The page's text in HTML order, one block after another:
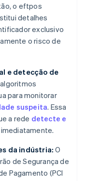
o eftpos
detalhes
exclusivo
o risco de
e detecção de
para monitorar
suspeita. Essa
a rede detecte e
imediatamente.
da indústria:O
de Segurança de
Pagamento (PCI